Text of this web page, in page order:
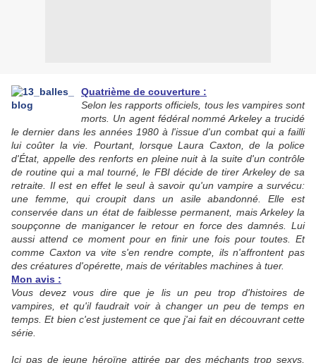
Quatrième de couverture :
Selon les rapports officiels, tous les vampires sont
morts. Un agent fédéral nommé Arkeley a trucidé
le dernier dans les années 1980 à l'issue d'un combat qui a failli
lui coûter la vie. Pourtant, lorsque Laura Caxton, de la police
d'État, appelle des renforts en pleine nuit à la suite d'un contrôle
de routine qui a mal tourné, le FBI décide de tirer Arkeley de sa
retraite. Il est en effet le seul à savoir qu'un vampire a survécu:
une femme, qui croupit dans un asile abandonné. Elle est
conservée dans un état de faiblesse permanent, mais Arkeley la
soupçonne de manigancer le retour en force des damnés. Lui
aussi attend ce moment pour en finir une fois pour toutes. Et
comme Caxton va vite s'en rendre compte, ils n'affrontent pas
des créatures d'opérette, mais de véritables machines à tuer.
Mon avis :
Vous devez vous dire que je lis un peu trop d'histoires de
vampires, et qu'il faudrait voir à changer un peu de temps en
temps. Et bien c'est justement ce que j'ai fait en découvrant cette
série.
Ici pas de jeune héroïne attirée par des méchants trop sexys,